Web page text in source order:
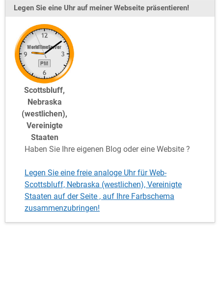
Legen Sie eine Uhr auf meiner Webseite präsentieren!
Scottsbluff,
Nebraska
(westlichen),
Vereinigte
Staaten
Haben Sie Ihre eigenen Blog oder eine Website ?
Legen Sie eine freie analoge Uhr für Web-
Scottsbluff, Nebraska (westlichen), Vereinigte
Staaten auf der Seite , auf Ihre Farbschema
zusammenzubringen!